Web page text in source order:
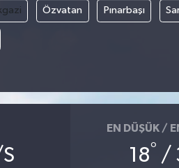
Özvatan Pınarbaşı
EN DÜŞÜK /
18° /